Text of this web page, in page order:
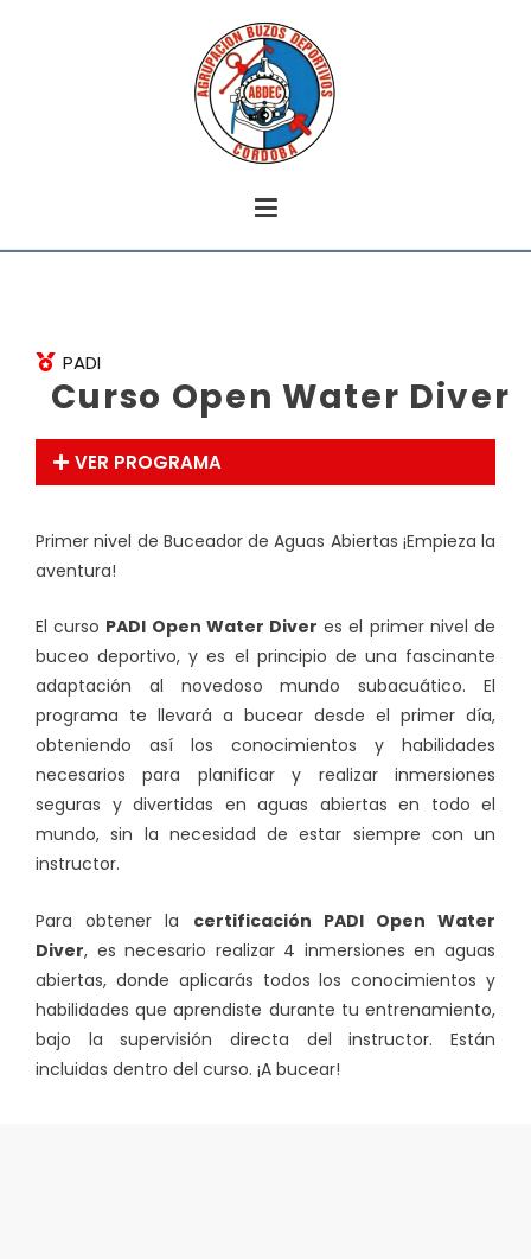
PADI
Curso Open Water Diver
VER PROGRAMA
Primer nivel de Buceador de Aguas Abiertas ¡Empieza la
aventura!
El curso PADI Open Water Diver es el primer nivel de
buceo deportivo, y es el principio de una fascinante
adaptación al novedoso mundo subacuático. El
programa te llevará a bucear desde el primer día,
obteniendo así los conocimientos y habilidades
necesarios para planificar y realizar inmersiones
seguras y divertidas en aguas abiertas en todo el
mundo, sin la necesidad de estar siempre con un
instructor.
Para obtener la certificación PADIOpen Water
Diver, es necesario realizar 4 inmersiones en aguas
abiertas, donde aplicarás todos los conocimientos y
habilidades que aprendiste durante tu entrenamiento,
bajo la supervisión directa del instructor. Están
incluidas dentro del curso. ¡A bucear!